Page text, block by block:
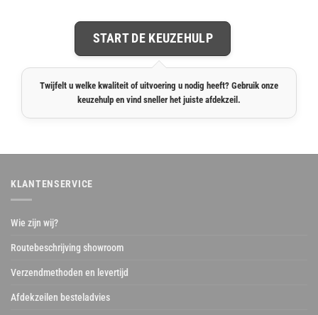
START DE KEUZEHULP
Twijfelt u welke kwaliteit of uitvoering u nodig heeft? Gebruik onze
keuzehulp en vind sneller het juiste afdekzeil.
KLANTENSERVICE
Wie zijn wij?
Routebeschrijving showroom
Verzendmethoden en levertijd
Afdekzeilen besteladvies